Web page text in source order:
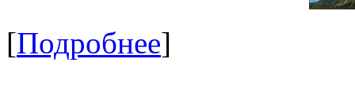
[Подробнее]